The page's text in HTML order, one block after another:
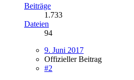
Beiträge
1.733
Dateien
94
9. Juni 2017
Offizieller Beitrag
#2